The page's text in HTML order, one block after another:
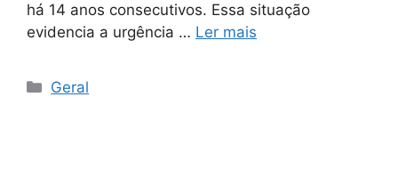
há 14 anos consecutivos. Essa situação
evidencia a urgência … Ler mais
Categorias
Geral